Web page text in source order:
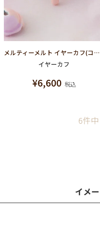
メルティーメルト イヤーカフ(コットンキャンディー)
イヤーカフ
¥6,600 税込
6件中
イメ